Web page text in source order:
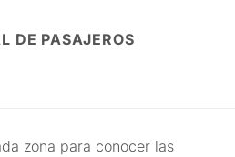
DE PASAJEROS
zona para conocer las